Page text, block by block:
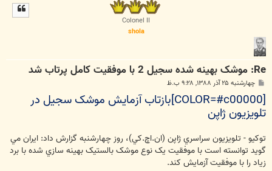
Colonel II
shola
Re: موشک بهينه‌ شده سجيل 2 با موفقيت کامل پرتاب شد
س
ت
چهارشنبه ۲۵ آذر ۱۳۸۸, ۹:۲۸ ب.ظ
[COLOR=#c00000]بازتاب آزمايش موشک سجيل در
تلويزيون ژاپن
توکيو - تلويزيون سراسري ژاپن (ان.اچ.کي)، روز چهارشنبه گزارش داد: ايران مي
گويد توانسته است با موفقيت يک نوع موشک بالستيک بهينه سازي شده با برد
زياد را با موفقيت آزمايش کند.